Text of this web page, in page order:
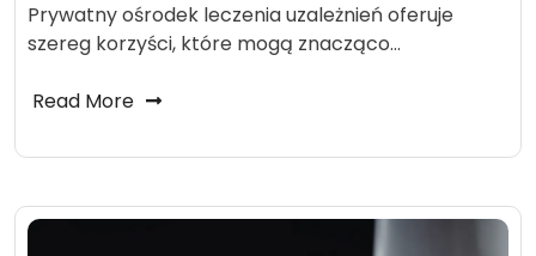
Prywatny ośrodek leczenia uzależnień oferuje
szereg korzyści, które mogą znacząco…
Read More